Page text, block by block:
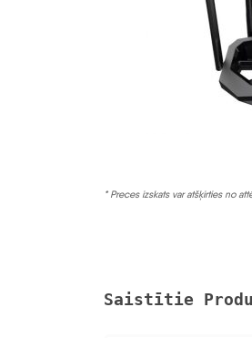
* Preces izskats var atšķirties no
Saistītie